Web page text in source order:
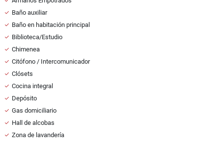
Baño auxiliar
Baño en habitación principal
Biblioteca/Estudio
Chimenea
Citófono / Intercomunicador
Clósets
Cocina integral
Depósito
Gas domiciliario
Hall de alcobas
Zona de lavandería